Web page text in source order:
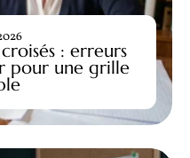
: erreurs
pour une grille